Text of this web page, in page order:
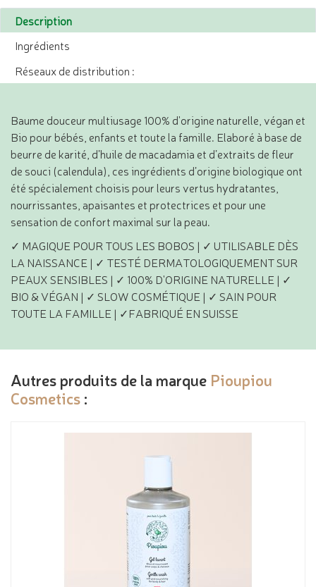
Description
Ingrédients
Réseaux de distribution :
Baume douceur multiusage 100% d'origine naturelle, végan et
Bio pour bébés, enfants et toute la famille. Elaboré à base de
beurre de karité, d’huile de macadamia et d’extraits de fleur
de souci (calendula), ces ingrédients d’origine biologique ont
été spécialement choisis pour leurs vertus hydratantes,
nourrissantes, apaisantes et protectrices et pour une
sensation de confort maximal sur la peau.
✓ MAGIQUE POUR TOUS LES BOBOS | ✓ UTILISABLE DÈS
LA NAISSANCE | ✓ TESTÉ DERMATOLOGIQUEMENT SUR
PEAUX SENSIBLES | ✓ 100% D'ORIGINE NATURELLE | ✓
BIO & VÉGAN | ✓ SLOW COSMÉTIQUE | ✓ SAIN POUR
TOUTE LA FAMILLE | ✓FABRIQUÉ EN SUISSE
Autres produits de la marque Pioupiou
Cosmetics :